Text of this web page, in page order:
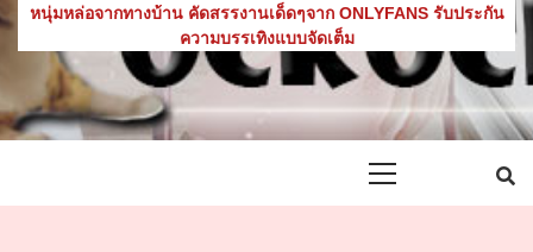
หนุ่มหล่อจากทางบ้าน คัดสรรงานเด็ดๆจาก ONLYFANS รับประกัน
ความบรรเทิงแบบจัดเต็ม